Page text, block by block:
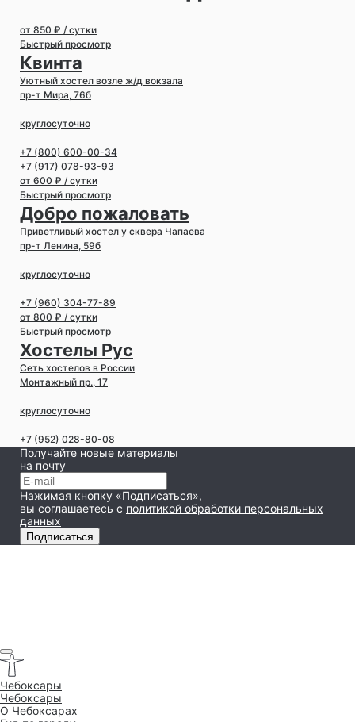
от 850 ₽ / сутки
Быстрый просмотр
Квинта
Уютный хостел возле ж/д вокзала
пр-т Мира, 76б
круглосуточно
+7 (800) 600-00-34
+7 (917) 078-93-93
от 600 ₽ / сутки
Быстрый просмотр
Добро пожаловать
Приветливый хостел у сквера Чапаева
пр-т Ленина, 59б
круглосуточно
+7 (960) 304-77-89
от 800 ₽ / сутки
Быстрый просмотр
Хостелы Рус
Сеть хостелов в России
Монтажный пр., 17
круглосуточно
+7 (952) 028-80-08
Получайте новые материалы
на почту
Нажимая кнопку «Подписаться»,
вы соглашаетесь с политикой обработки персональных
данных
Подписаться
Чебоксары
Чебоксары
O Чебоксарах